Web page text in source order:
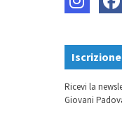
Ricevi la
Giovani